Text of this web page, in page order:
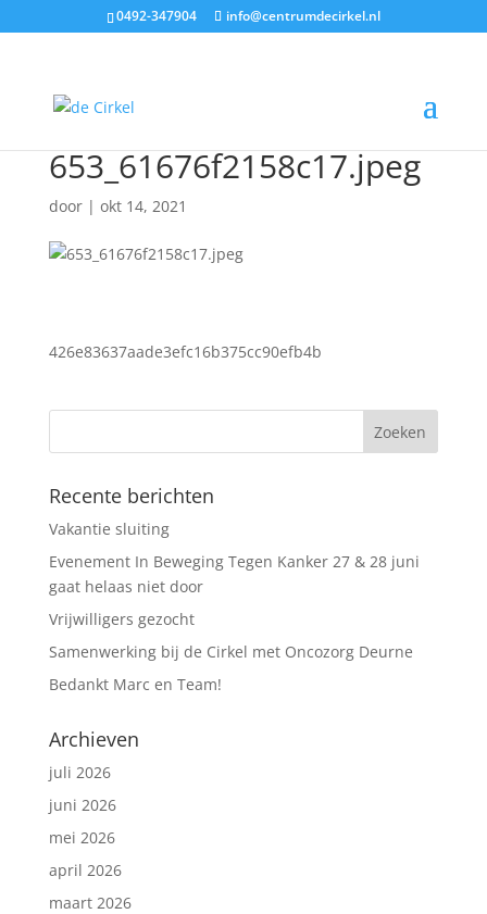
0492-347904 info@centrumdecirkel.nl
653_61676f2158c17.jpeg
door | okt 14, 2021
426e83637aade3efc16b375cc90efb4b
Recente berichten
Vakantie sluiting
Evenement In Beweging Tegen Kanker 27 & 28 juni
gaat helaas niet door
Vrijwilligers gezocht
Samenwerking bij de Cirkel met Oncozorg Deurne
Bedankt Marc en Team!
Archieven
juli 2026
juni 2026
mei 2026
april 2026
maart 2026